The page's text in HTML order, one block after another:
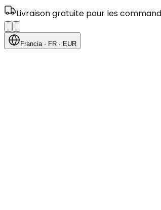
Livraison gratuite pour les
Francia· FR · EUR